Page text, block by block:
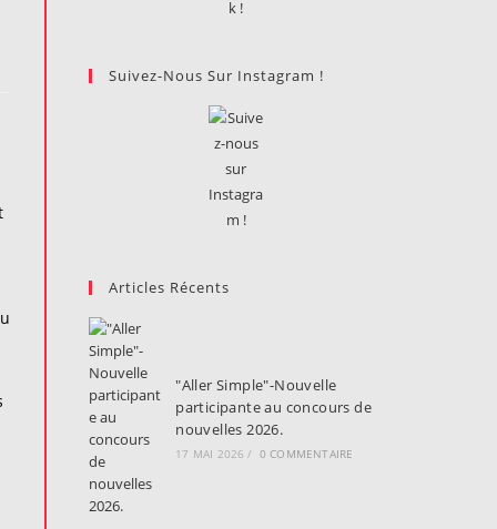
Suivez-Nous Sur Instagram !
Articles Récents
"Aller Simple"-Nouvelle
participante au concours de
nouvelles 2026.
17 MAI 2026 / 0 COMMENTAIRE